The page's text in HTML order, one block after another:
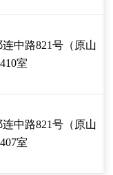
中路821号（原山
室
中路821号（原山
室